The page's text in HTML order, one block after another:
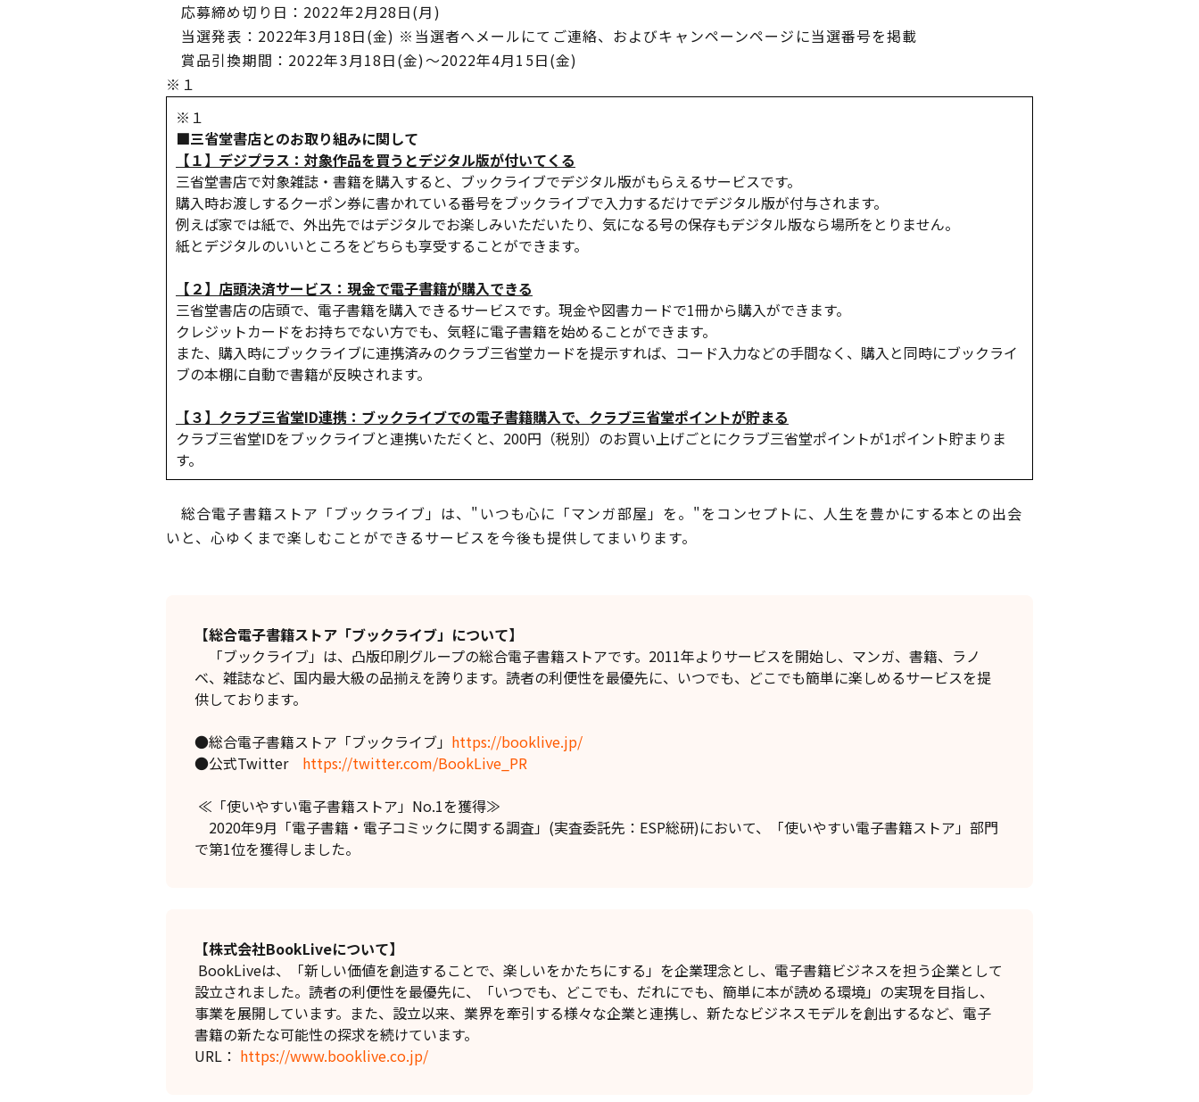
応募締め切り日：2022年2月28日(月)
当選発表：2022年3月18日(金) ※当選者へメールにてご連絡、およびキャンペーンページに当選番号を掲載
賞品引換期間：2022年3月18日(金)～2022年4月15日(金)
※１
※１
■三省堂書店とのお取り組みに関して
【１】デジプラス：対象作品を買うとデジタル版が付いてくる
三省堂書店で対象雑誌・書籍を購入すると、ブックライブでデジタル版がもらえるサービスです。
購入時お渡しするクーポン券に書かれている番号をブックライブで入力するだけでデジタル版が付与されます。
例えば家では紙で、外出先ではデジタルでお楽しみいただいたり、気になる号の保存もデジタル版なら場所をとりません。
紙とデジタルのいいところをどちらも享受することができます。
【２】店頭決済サービス：現金で電子書籍が購入できる
三省堂書店の店頭で、電子書籍を購入できるサービスです。現金や図書カードで1冊から購入ができます。
クレジットカードをお持ちでない方でも、気軽に電子書籍を始めることができます。
また、購入時にブックライブに連携済みのクラブ三省堂カードを提示すれば、コード入力などの手間なく、購入と同時にブックライ
ブの本棚に自動で書籍が反映されます。
【３】クラブ三省堂ID連携：ブックライブでの電子書籍購入で、クラブ三省堂ポイントが貯まる
クラブ三省堂IDをブックライブと連携いただくと、200円（税別）のお買い上げごとにクラブ三省堂ポイントが1ポイント貯まりま
す。
総合電子書籍ストア「ブックライブ」は、"いつも心に「マンガ部屋」を。"をコンセプトに、人生を豊かにする本との出会
いと、心ゆくまで楽しむことができるサービスを今後も提供してまいります。
【総合電子書籍ストア「ブックライブ」について】
「ブックライブ」は、凸版印刷グループの総合電子書籍ストアです。2011年よりサービスを開始し、マンガ、書籍、ラノ
ベ、雑誌など、国内最大級の品揃えを誇ります。読者の利便性を最優先に、いつでも、どこでも簡単に楽しめるサービスを提
供しております。
●総合電子書籍ストア「ブックライブ」 https://booklive.jp/
●公式Twitter https://twitter.com/BookLive_PR
≪「使いやすい電子書籍ストア」No.1を獲得≫
2020年9月「電子書籍・電子コミックに関する調査」(実査委託先：ESP総研)において、「使いやすい電子書籍ストア」部門
で第1位を獲得しました。
【株式会社BookLiveについて】
BookLiveは、「新しい価値を創造することで、楽しいをかたちにする」を企業理念とし、電子書籍ビジネスを担う企業として
設立されました。読者の利便性を最優先に、「いつでも、どこでも、だれにでも、簡単に本が読める環境」の実現を目指し、
事業を展開しています。また、設立以来、業界を牽引する様々な企業と連携し、新たなビジネスモデルを創出するなど、電子
書籍の新たな可能性の探求を続けています。
URL： https://www.booklive.co.jp/